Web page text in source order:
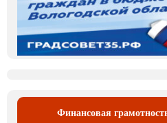
Финансовая